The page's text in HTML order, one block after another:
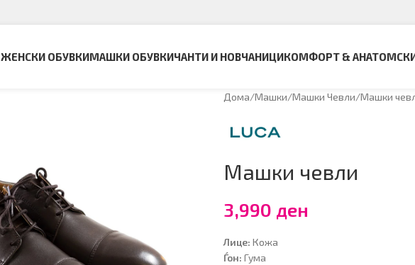
ЖЕНСКИ ОБУВКИМАШКИ ОБУВКИЧАНТИ И НОВЧАНИЦИКОМФОРТ &
Дома Машки Машки Чевли Машки
Машки чевли
3,990 ден
Лице: Кожа
Ѓон: Гума